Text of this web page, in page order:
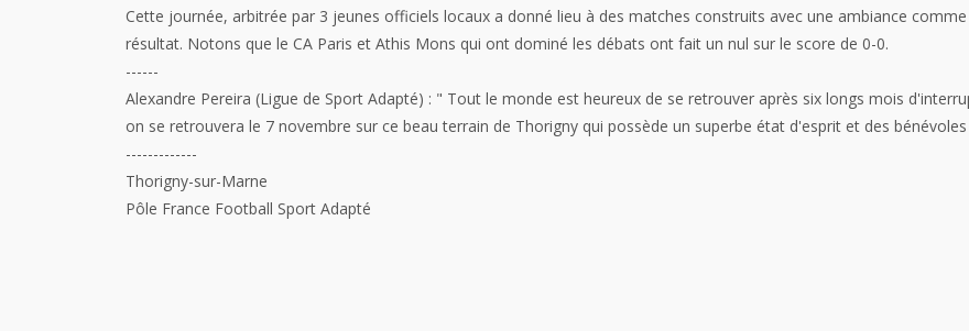
Cette journée, arbitrée par 3 jeunes officiels locaux a donné lieu à des matches construits avec une ambiance
résultat. Notons que le CA Paris et Athis Mons qui ont dominé les débats ont fait un nul sur le score de 0-0.
------
Alexandre Pereira (Ligue de Sport Adapté) : " Tout le monde est heureux de se retrouver après six longs mois
on se retrouvera le 7 novembre sur ce beau terrain de Thorigny qui possède un superbe état d'esprit et des
-------------
Thorigny-sur-Marne
Pôle France Football Sport Adapté